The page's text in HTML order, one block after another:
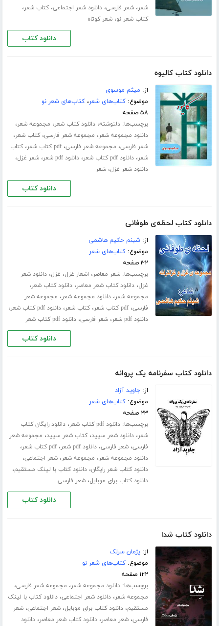
شعر،شعر فارسی،دانلود شعر اجتماعی،کتاب شعر،
کتاب شعر نو،شعر کوتاه
دانلود کتاب
دانلود کتاب کالیوه
از: میثم موسوی
موضوع:کتاب‌های شعر،کتاب‌های شعر نو
۵۸ صفحه
برچسب‌ها:دلنوشته،دانلود کتاب شعر، مجموعه شعر،
دانلود مجموعه شعر، مجموعه شعر فارسی،کتاب شعر،
شعر فارسی، مجموعه شعر فارسی،pdf کتاب شعر ،کتاب
شعر،دانلود pdf کتاب شعر ،دانلود pdf شعر ،شعر غزل،
دانلود شعر غزل،شعر
دانلود کتاب
دانلود کتاب لحظه‌ی طوفانی
از:شبنم حکیم هاشمی
موضوع:کتاب‌های شعر
۳۲ صفحه
برچسب‌ها:شعر معاصر، اشعار غزل، غزل،دانلود شعر
غزل،دانلود کتاب شعر معاصر،دانلود کتاب شعر،
مجموعه شعر،دانلود مجموعه شعر، مجموعه شعر
فارسی،pdf کتاب شعر ،کتاب شعر،دانلود pdf کتاب شعر ،
دانلود pdf شعر ،شعر فارسی،دانلود pdf کتاب شعر
دانلود کتاب
دانلود کتاب سفرنامه‌ یک پروانه
از:جاوید آزاد
موضوع:کتاب‌های شعر
۲۳ صفحه
برچسب‌ها:دانلود pdf کتاب شعر ،دانلود رایگان کتاب
شعر،دانلود شعر سپید،کتاب شعر سپید، مجموعه شعر
فارسی،شعر فارسی،دانلود pdf شعر ،pdf کتاب شعر ،
دانلود مجموعه شعر، مجموعه شعر،شعر اجتماعی،
دانلود کتاب شعر رایگان،دانلود کتاب با لینک مستقیم،
دانلود کتاب برای موبایل،شعر فارسی
دانلود کتاب
دانلود کتاب شدا
از:پژمان سرلک
موضوع:کتاب‌های شعر نو
۱۲۲ صفحه
برچسب‌ها:دانلود مجموعه شعر، مجموعه شعر فارسی،
مجموعه شعر،دانلود شعر اجتماعی،دانلود کتاب با لینک
مستقیم،دانلود کتاب برای موبایل،شعر اجتماعی،شعر
فارسی،شعر معاصر،دانلود کتاب شعر معاصر،دانلود